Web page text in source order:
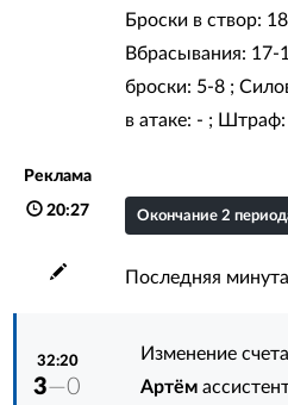
Броски в створ:
Вбрасывания: 17-
броски: 5-8 ;
в атаке: - ;
Реклама
20:27 Окончание 2
Последняя
32:20
3—0
Изменение
Артём